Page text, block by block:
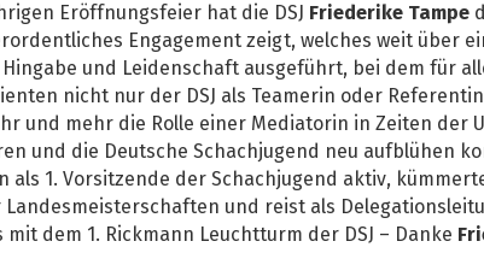
Eröffnungsfeier hat die DSJ Friederike Tampe
Engagement zeigt, welches weit über
und Leidenschaft ausgeführt, bei dem für
nicht nur der DSJ als Teamerin oder
und mehr die Rolle einer Mediatorin in Zeiten der
und die Deutsche Schachjugend neu aufblühen
als 1. Vorsitzende der Schachjugend aktiv,
und reist als
dem 1. Rickmann Leuchtturm der DSJ – Danke